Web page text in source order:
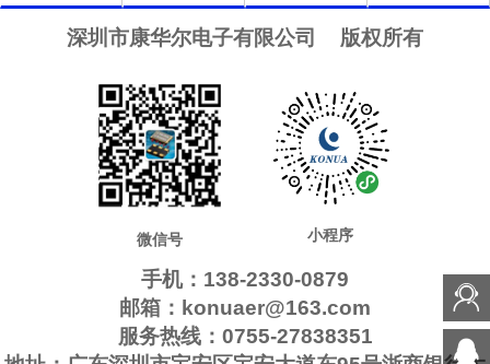
晶振
晶振
Silicon晶振
Filtronetics
晶振
HEC晶振
康纳温菲尔
德
SiTimeCryst FOX晶振
QuartzChnik Rubyquartz
振
IDTcrystal
晶振
Frequency晶
振
SUNTSU晶
振
CORE晶振 Q-Tech晶振
Macrobizes
晶振
Pletronics晶
振
GEYER晶
振
Transko晶振
NIPPON晶
振
Anderson晶
AXTAL晶
振
Statek晶振 WI2WI晶振
NIC晶振
韩国三呢晶
振
ECScrystal
晶振
AEL晶振
MMDCOMP
晶振
ARGO晶振
C-TECH晶
Bomar晶振 EM晶振 Skyworks晶
深圳市康华尔电子有限公司 版权所有
微信号 小程序
手机：138-2330-0879
邮箱：konuaer@163.com
服务热线：0755-27838351